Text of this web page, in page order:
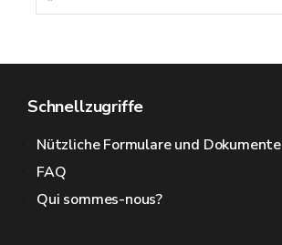
Schnellzugriffe
Nützliche Formulare und Dokumente
FAQ
Qui sommes-nous?